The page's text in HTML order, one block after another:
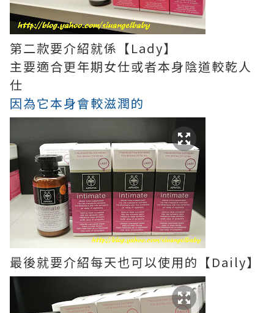
第二款要介紹就係【Lady】
主要適合更年期女仕或者本身陰道較乾人
仕
因為它本身會較滋潤的
最後就要介紹每天也可以使用的【Daily】